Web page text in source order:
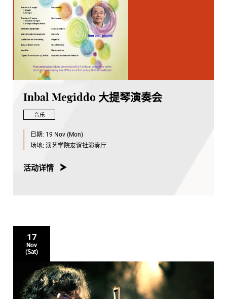
Inbal Megiddo 大提琴演奏会
音乐
日期: 19 Nov (Mon)
场地: 演艺学院友谊社演奏厅
活动详情
17
Nov
(Sat)